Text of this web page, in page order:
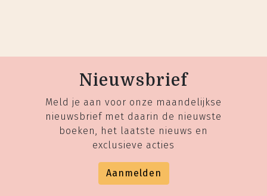
Nieuwsbrief
Meld je aan voor onze maandelijkse
nieuwsbrief met daarin de nieuwste
boeken, het laatste nieuws en
exclusieve acties
Aanmelden